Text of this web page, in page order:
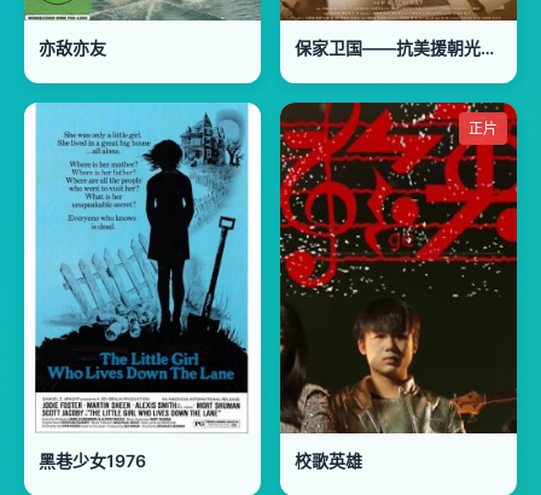
亦敌亦友 保家卫国——抗美援朝光影纪实
黑巷少女1976
正片
校歌英雄